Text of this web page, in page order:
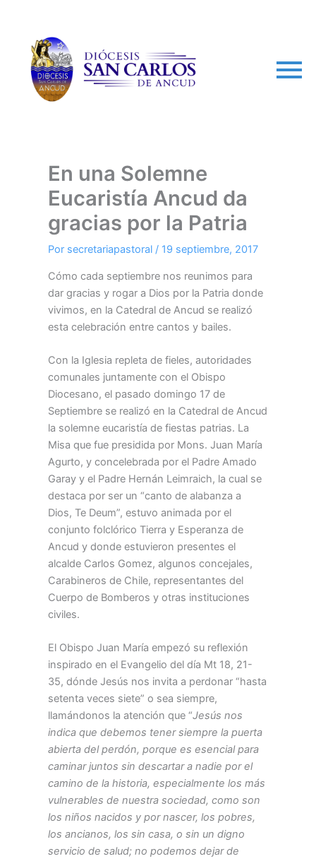
En una Solemne
Eucaristía Ancud da
gracias por la Patria
Por secretariapastoral / 19 septiembre, 2017
Cómo cada septiembre nos reunimos para
dar gracias y rogar a Dios por la Patria donde
vivimos, en la Catedral de Ancud se realizó
esta celebración entre cantos y bailes.
Con la Iglesia repleta de fieles, autoridades
comunales juntamente con el Obispo
Diocesano, el pasado domingo 17 de
Septiembre se realizó en la Catedral de Ancud
la solemne eucaristía de fiestas patrias. La
Misa que fue presidida por Mons. Juan María
Agurto, y concelebrada por el Padre Amado
Garay y el Padre Hernán Leimraich, la cual se
destaca por ser un “canto de alabanza a
Dios, Te Deum”, estuvo animada por el
conjunto folclórico Tierra y Esperanza de
Ancud y donde estuvieron presentes el
alcalde Carlos Gomez, algunos concejales,
Carabineros de Chile, representantes del
Cuerpo de Bomberos y otras instituciones
civiles.
El Obispo Juan María empezó su reflexión
inspirado en el Evangelio del día Mt 18, 21-
35, dónde Jesús nos invita a perdonar “hasta
setenta veces siete” o sea siempre,
llamándonos la atención que “Jesús nos
indica que debemos tener siempre la puerta
abierta del perdón, porque es esencial para
caminar juntos sin descartar a nadie por el
camino de la historia, especialmente los más
vulnerables de nuestra sociedad, como son
los niños nacidos y por nascer, los pobres,
los ancianos, los sin casa, o sin un digno
servicio de salud; no podemos dejar de